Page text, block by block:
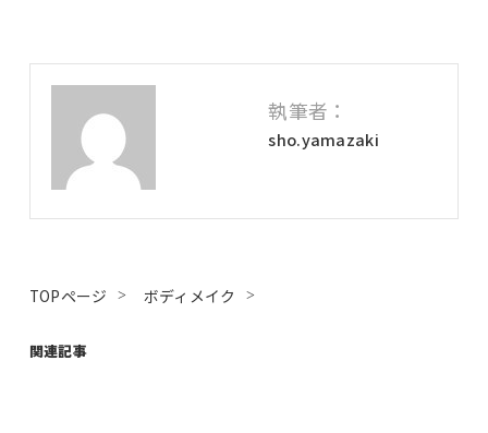
執筆者：
sho.yamazaki
TOPページ ボディメイク
関連記事